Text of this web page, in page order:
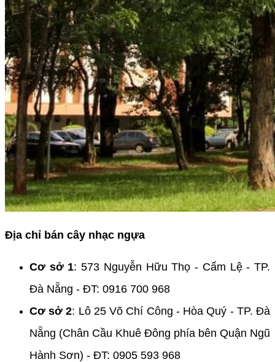
Địa chỉ bán cây nhạc ngựa
Cơ sở 1: 573 Nguyễn Hữu Thọ - Cẩm Lệ - TP.
Đà Nẵng - ĐT: 0916 700 968
Cơ sở 2: Lô 25 Võ Chí Công - Hòa Quý - TP. Đà
Nẵng (Chân Cầu Khuê Đông phía bên Quận Ngũ
Hành Sơn) - ĐT: 0905 593 968